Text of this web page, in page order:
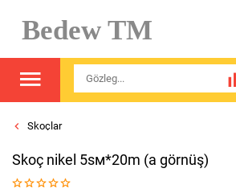
Bedew TM
Skoçlar
Skoç nikel 5sм*20m (a görnüş)